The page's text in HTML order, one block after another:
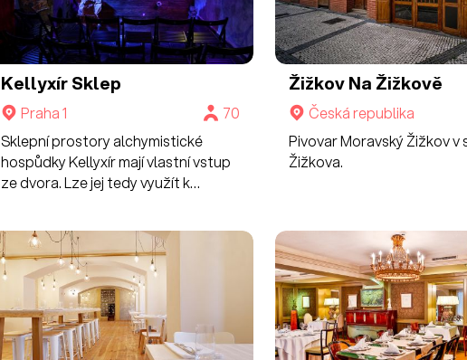
KellyxírSklep
Praha 1
70
Sklepní prostory alchymistické
hospůdky Kellyxír mají vlastní vstup
ze dvora. Lze jej tedy využít k
Žižkov Na Žižkově
Česká republika
Pivovar Moravský Žižkov v
Žižkova.